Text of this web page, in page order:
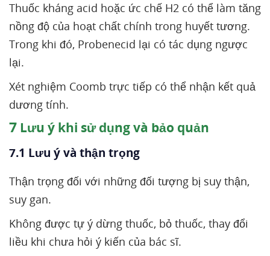
Thuốc kháng acid hoặc ức chế H2 có thể làm tăng
nồng độ của hoạt chất chính trong huyết tương.
Trong khi đó, Probenecid lại có tác dụng ngược
lại.
Xét nghiệm Coomb trực tiếp có thể nhận kết quả
dương tính.
7 Lưu ý khi sử dụng và bảo quản
7.1 Lưu ý và thận trọng
Thận trọng đối với những đối tượng bị suy thận,
suy gan.
Không được tự ý dừng thuốc, bỏ thuốc, thay đổi
liều khi chưa hỏi ý kiến của bác sĩ.